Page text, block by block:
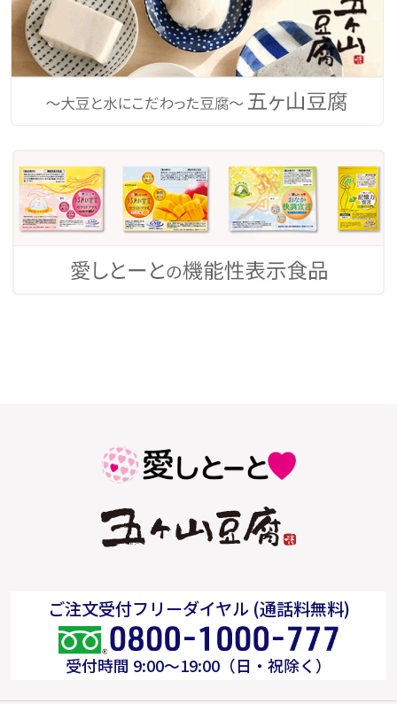
ご注文受付フリーダイヤル (通話料無料)
受付時間 9:00～19:00（日・祝除く）